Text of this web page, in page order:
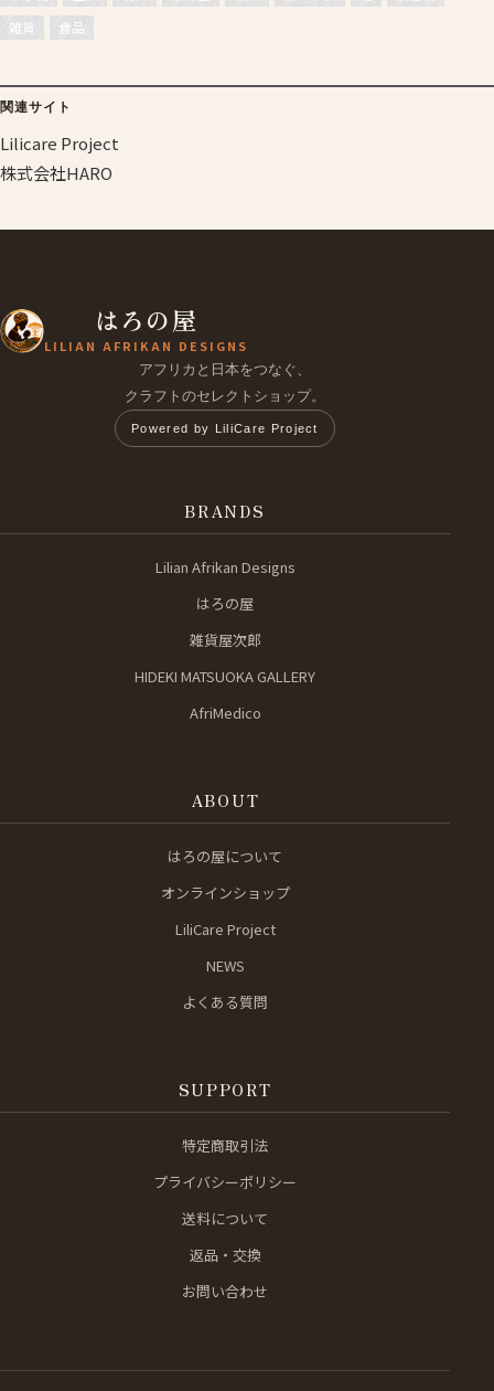
雑貨
食品
関連サイト
Lilicare Project
株式会社HARO
はろの屋
LILIAN AFRIKAN DESIGNS
アフリカと日本をつなぐ、
クラフトのセレクトショップ。
Powered by LiliCare Project
BRANDS
Lilian Afrikan Designs
はろの屋
雑貨屋次郎
HIDEKI MATSUOKA GALLERY
AfriMedico
ABOUT
はろの屋について
オンラインショップ
LiliCare Project
NEWS
よくある質問
SUPPORT
特定商取引法
プライバシーポリシー
送料について
返品・交換
お問い合わせ